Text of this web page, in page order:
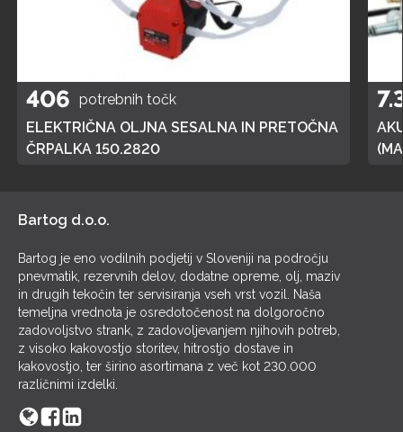
406 potrebnih točk
ELEKTRIČNA OLJNA SESALNA IN PRETOČNA
ČRPALKA 150.2820
Bartog d.o.o.
Bartog je eno vodilnih podjetij v Sloveniji na področju
pnevmatik, rezervnih delov, dodatne opreme, olj, maziv
in drugih tekočin ter servisiranja vseh vrst vozil. Naša
temeljna vrednota je osredotočenost na dolgoročno
zadovoljstvo strank, z zadovoljevanjem njihovih potreb,
z visoko kakovostjo storitev, hitrostjo dostave in
kakovostjo, ter širino asortimana z več kot 230.000
različnimi izdelki.